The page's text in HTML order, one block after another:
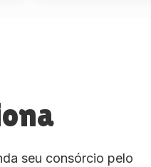
seu consórcio pelo